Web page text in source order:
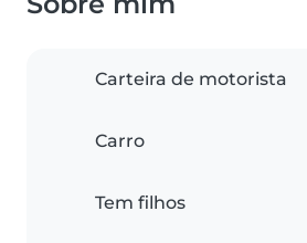
Carteira de motorista
Carro
Tem filhos